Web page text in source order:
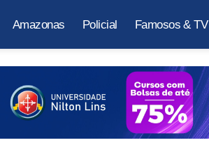
Amazonas Policial Famosos & TV